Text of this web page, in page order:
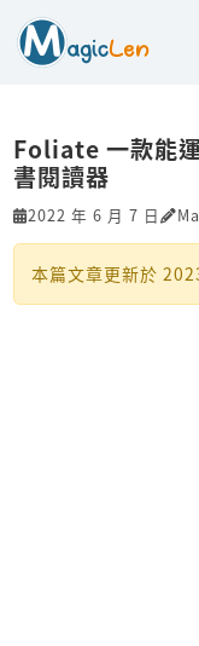
Foliate 一款能
書閱讀器
2022 年 6 月 7 日
本篇文章更新於